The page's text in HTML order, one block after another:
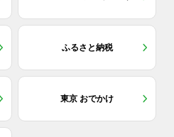
ふるさと納税
東京 おでかけ